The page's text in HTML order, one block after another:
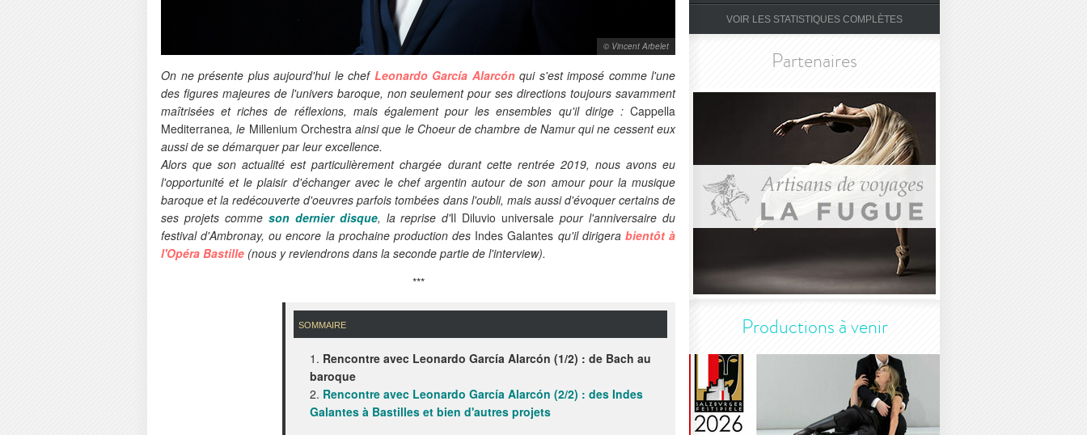
© Vincent Arbelet
On ne présente plus aujourd'hui le chef Leonardo García Alarcónqui s'est imposé comme l'une
des figures majeures de l'univers baroque, non seulement pour ses directions toujours savamment
maîtrisées et riches de réflexions, mais également pour les ensembles qu'il dirige : Cappella
Mediterranea, le Millenium Orchestra ainsi que le Choeur de chambre de Namur qui ne cessent eux
aussi de se démarquer par leur excellence.
Alors que son actualité est particulièrement chargée durant cette rentrée 2019, nous avons eu
l'opportunité et le plaisir d'échanger avec le chef argentin autour de son amour pour la musique
baroque et la redécouverte d'oeuvres parfois tombées dans l'oubli, mais aussi d'évoquer certains de
ses projets comme son dernier disque, la reprise d'Il Diluvio universale pour l'anniversaire du
festival d'Ambronay, ou encore la prochaine production des Indes Galantes qu'il dirigera bientôt à
l'Opéra Bastille (nous y reviendrons dans la seconde partie de l'interview).
***
sommaire
1. Rencontre avec Leonardo García Alarcón (1/2) : de Bach au
baroque
2. Rencontre avec Leonardo García Alarcón (2/2) : des Indes
Galantes à Bastilles et bien d'autres projets
VOIR LES STATISTIQUES COMPLÈTES
Partenaires
Productions à venir